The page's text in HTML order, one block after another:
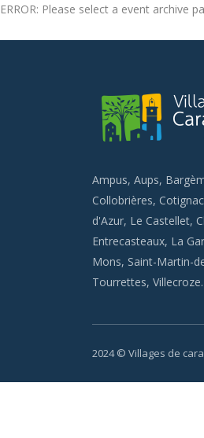
ERROR: Please select a event archive
Ampus, Aups,
Collobrières,
d'Azur, Le Castellet,
Entrecasteaux, La
Mons, Saint-Martin-
Tourrettes, Villecroze.
2024 © Villages de